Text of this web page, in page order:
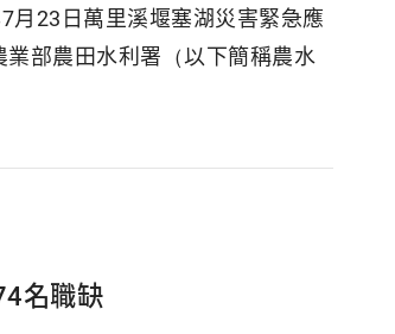
月23日萬里溪堰塞湖災害緊急應
部農田水利署（以下簡稱農水
名職缺